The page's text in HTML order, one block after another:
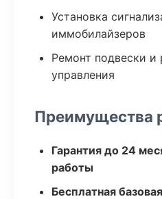
Установка
иммобилайзеров
Ремонт подвески и
управления
Преимущества
Гарантия до 24
работы
Бесплатная